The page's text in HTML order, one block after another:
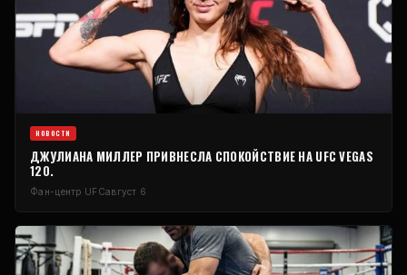
НОВОСТИ
ДЖУЛИАНА МИЛЛЕР ПРИВНЕСЛА СПОКОЙСТВИЕ НА UFC VEGAS
120.
Фан-центр UFCавгуст 6